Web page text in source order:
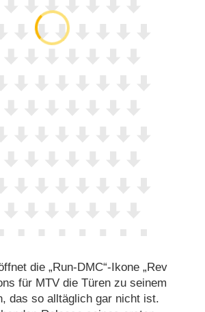
öffnet die „Run-DMC“-Ikone „Rev
für MTV die Türen zu seinem
das so alltäglich gar nicht ist.